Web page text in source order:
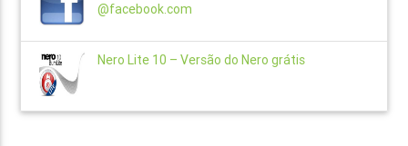
@facebook.com
Nero Lite 10 – Versão do Nero grátis